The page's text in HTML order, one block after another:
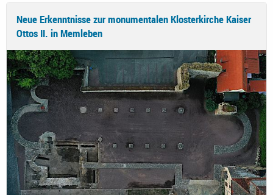
Neue Erkenntnisse zur monumentalen Klosterkirche Kaiser
Ottos II. in Memleben